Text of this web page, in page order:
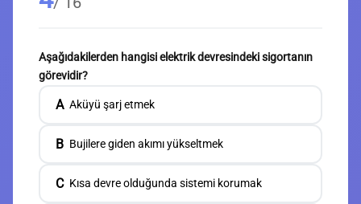
Aşağıdakilerden hangisi elektrik devresindeki sigortanın
görevidir?
A Aküyü şarj etmek
B Bujilere giden akımı yükseltmek
C Kısa devre olduğunda sistemi korumak